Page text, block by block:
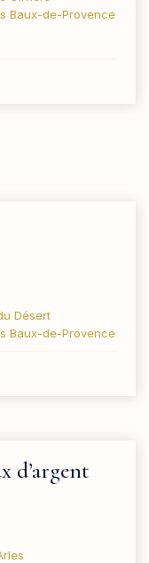
Baux-de-Provence
Désert
Baux-de-Provence
d’argent